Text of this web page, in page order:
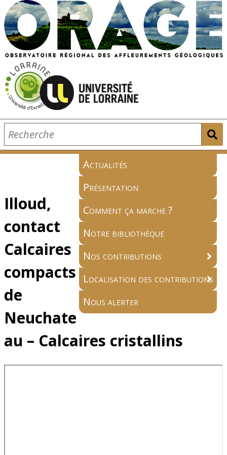
Actualités
Présentation
Comment ça marche ?
Notre bibliothèque
Nos contributions
Localisation des contributions
Nous alerter
Illoud,
contact
Calcaires
compacts
de
Neuchate
au – Calcaires cristallins